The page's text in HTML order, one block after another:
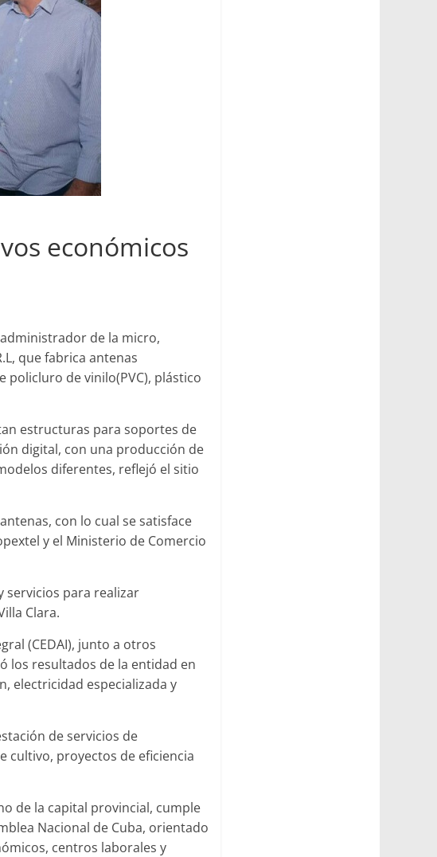
económicos
de la micro,
que fabrica antenas
policluro de vinilo(PVC), plástico
estructuras para soportes de
digital, con una producción de
diferentes, reflejó el sitio
con lo cual se satisface
y el Ministerio de Comercio
servicios para realizar
Clara.
(CEDAI), junto a otros
los resultados de la entidad en
electricidad especializada y
de servicios de
cultivo, proyectos de eficiencia
de la capital provincial, cumple
Nacional de Cuba, orientado
centros laborales y